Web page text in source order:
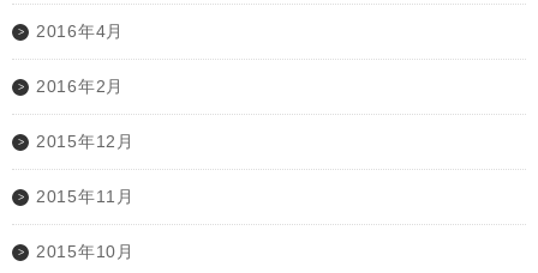
2016年4月
2016年2月
2015年12月
2015年11月
2015年10月